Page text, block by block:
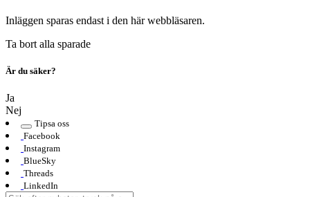
Inläggen sparas endast i den här webbläsaren.
Ta bort alla sparade
Är du säker?
Ja
Nej
Tipsa oss
Facebook
Instagram
BlueSky
Threads
LinkedIn